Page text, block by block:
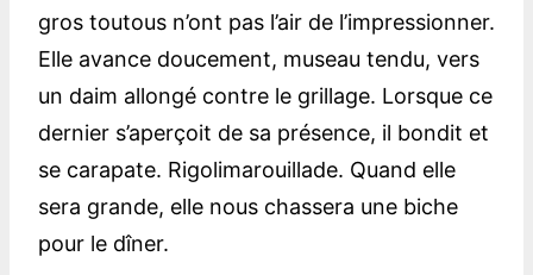
gros toutous n’ont pas l’air de l’impressionner.
Elle avance doucement, museau tendu, vers
un daim allongé contre le grillage. Lorsque ce
dernier s’aperçoit de sa présence, il bondit et
se carapate. Rigolimarouillade. Quand elle
sera grande, elle nous chassera une biche
pour le dîner.